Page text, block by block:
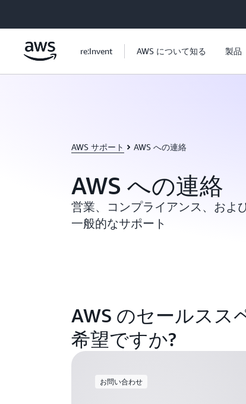
re:Invent AWS について知る 製品
AWS サポート AWS への連絡
AWS への連絡
営業、コンプライアンス、およ
一般的なサポート
AWS のセールスス
希望ですか?
お問い合わせ